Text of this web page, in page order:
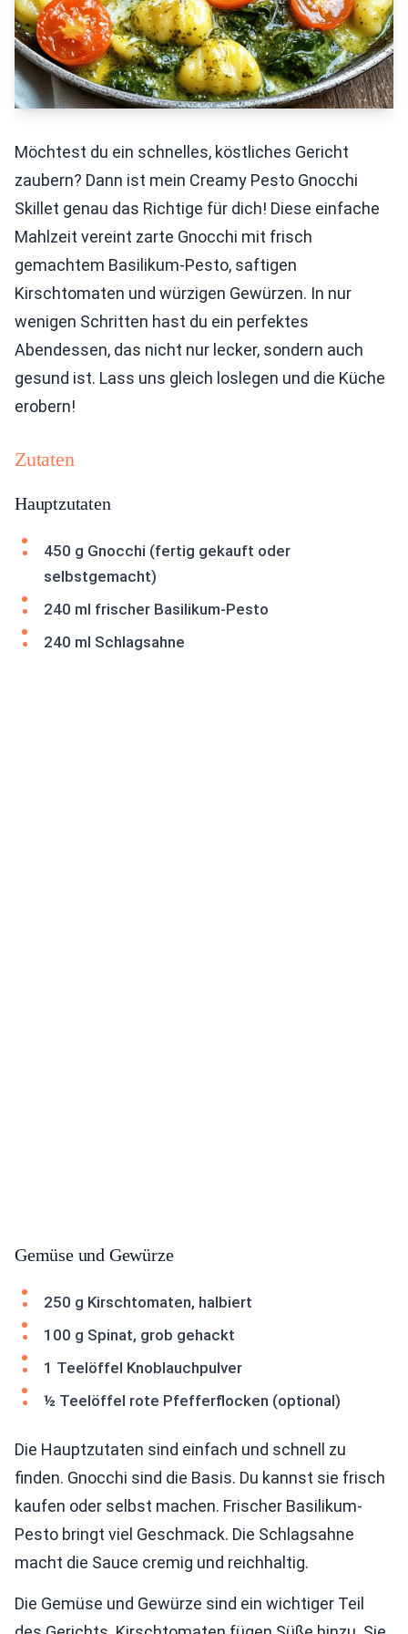
Möchtest du ein schnelles, köstliches Gericht
zaubern? Dann ist mein Creamy Pesto Gnocchi
Skillet genau das Richtige für dich! Diese einfache
Mahlzeit vereint zarte Gnocchi mit frisch
gemachtem Basilikum-Pesto, saftigen
Kirschtomaten und würzigen Gewürzen. In nur
wenigen Schritten hast du ein perfektes
Abendessen, das nicht nur lecker, sondern auch
gesund ist. Lass uns gleich loslegen und die Küche
erobern!
Zutaten
Hauptzutaten
450 g Gnocchi (fertig gekauft oder
selbstgemacht)
240 ml frischer Basilikum-Pesto
240 ml Schlagsahne
Gemüse und Gewürze
250 g Kirschtomaten, halbiert
100 g Spinat, grob gehackt
1 Teelöffel Knoblauchpulver
½ Teelöffel rote Pfefferflocken (optional)
Die Hauptzutaten sind einfach und schnell zu
finden. Gnocchi sind die Basis. Du kannst sie frisch
kaufen oder selbst machen. Frischer Basilikum-
Pesto bringt viel Geschmack. Die Schlagsahne
macht die Sauce cremig und reichhaltig.
Die Gemüse und Gewürze sind ein wichtiger Teil